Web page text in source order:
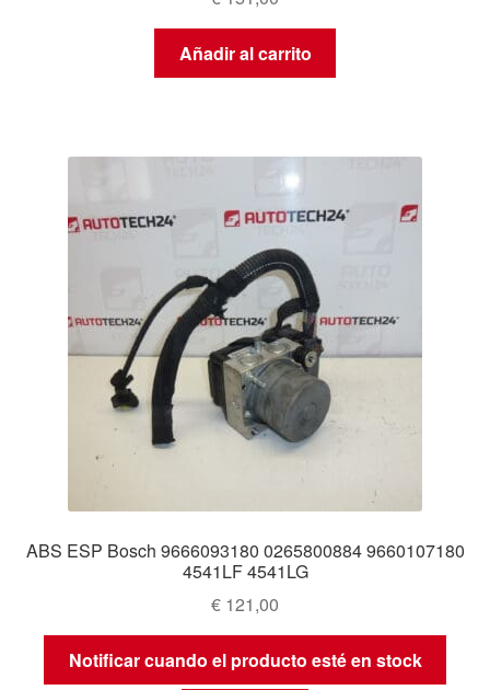
Añadir al carrito
ABS ESP Bosch 9666093180 0265800884 9660107180
4541LF 4541LG
€ 121,00
Notificar cuando el producto esté en stock